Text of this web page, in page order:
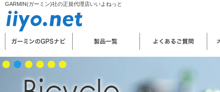
GARMIN(ガーミン)社の正規代理店いいよねっと